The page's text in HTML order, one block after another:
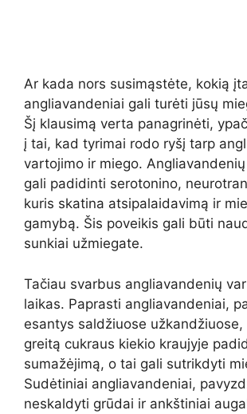
Ar kada nors susimąstėte, kokią
angliavandeniai gali turėti jūsų
Šį klausimą verta panagrinėti,
į tai, kad tyrimai rodo ryšį tarp
vartojimo ir miego.
gali padidinti serotonino,
kuris skatina atsipalaidavimą ir
gamybą. Šis poveikis gali būti
sunkiai užmiegate.
Tačiau svarbus angliavandenių
laikas. Paprasti angliavandeniai,
esantys saldžiuose užkandžiuose,
greitą cukraus kiekio kraujyje
sumažėjimą, o tai gali sutrikdyti
Sudėtiniai angliavandeniai,
neskaldyti grūdai ir ankštiniai